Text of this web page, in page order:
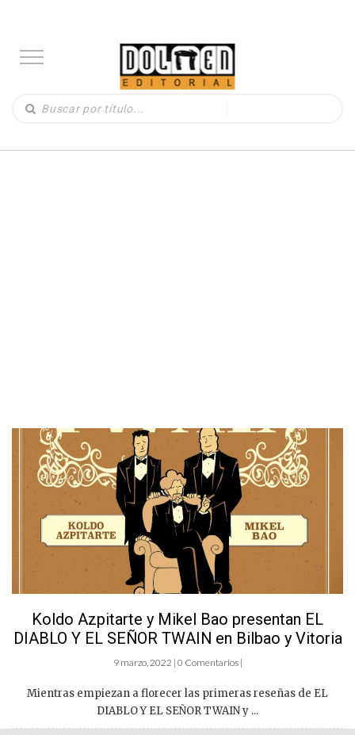
Koldo Azpitarte y Mikel Bao presentan EL
DIABLO Y EL SEÑOR TWAIN en Bilbao y Vitoria
9 marzo, 2022 | 0 Comentarios |
Mientras empiezan a florecer las primeras reseñas de EL
DIABLO Y EL SEÑOR TWAIN y ...